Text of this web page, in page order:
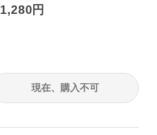
1,280円
現在、購入不可